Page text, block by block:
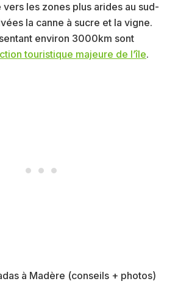
vers les zones plus arides au sud-
la canne à sucre et la vigne.
environ 3000km sont
touristique majeure de l’île.